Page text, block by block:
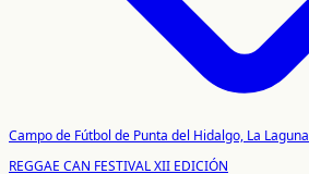
Campo de Fútbol de Punta del Hidalgo, La Laguna
REGGAE CAN FESTIVAL XII EDICIÓN